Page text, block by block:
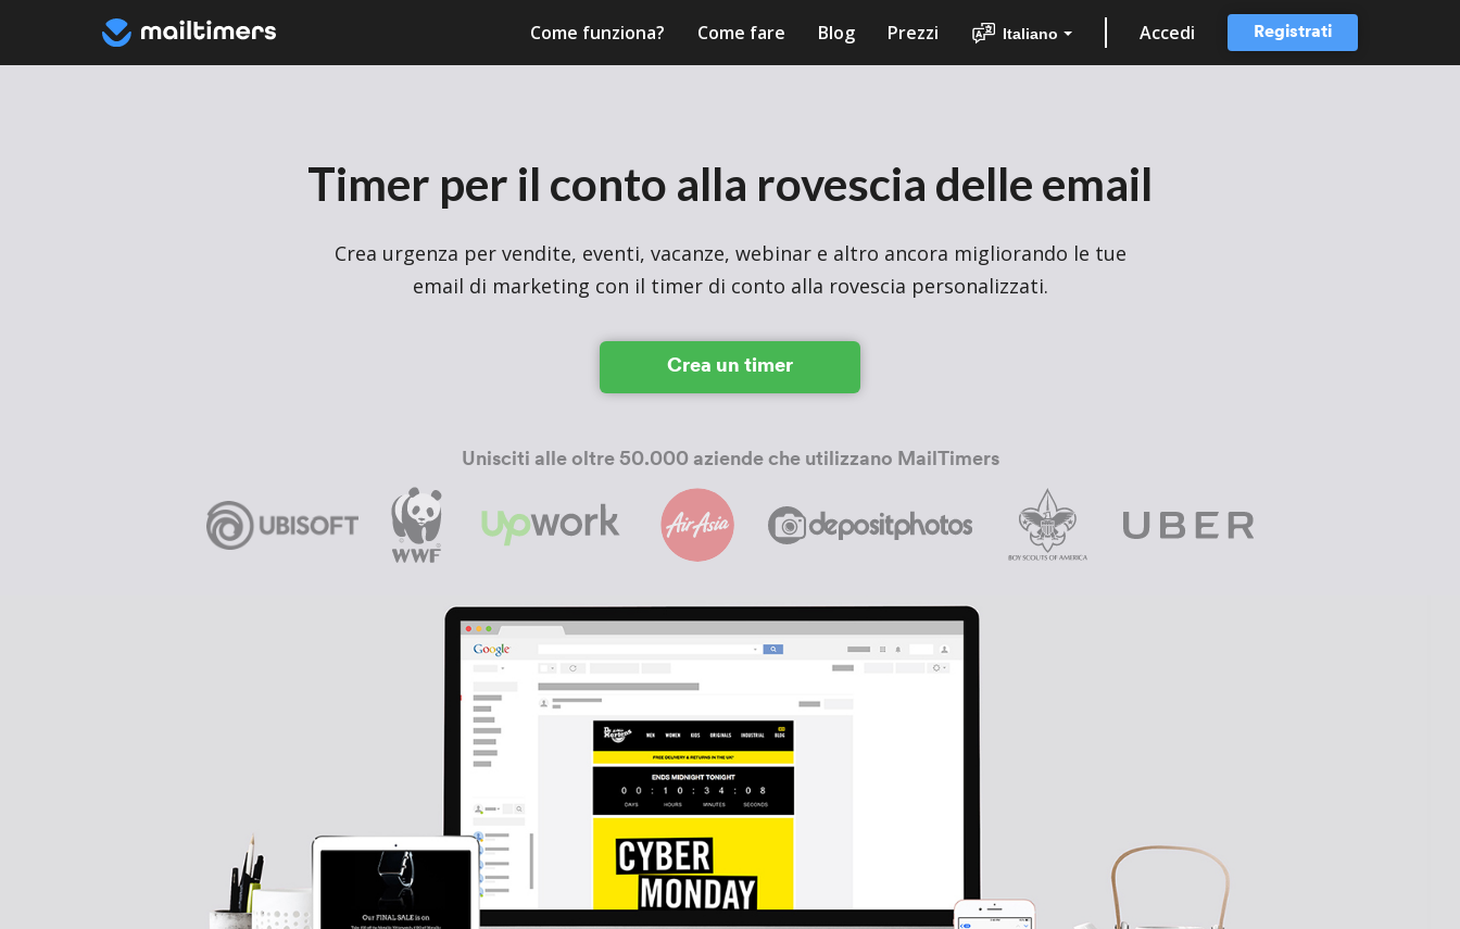
Come funziona? Come fare Blog Prezzi Italiano Accedi Registrati
Timer per il conto alla rovescia delle email
Crea urgenza per vendite, eventi, vacanze, webinar e altro ancora migliorando le tue
email di marketing con il timer di conto alla rovescia personalizzati.
Crea un timer
Unisciti alle oltre 50.000 aziende che utilizzano MailTimers